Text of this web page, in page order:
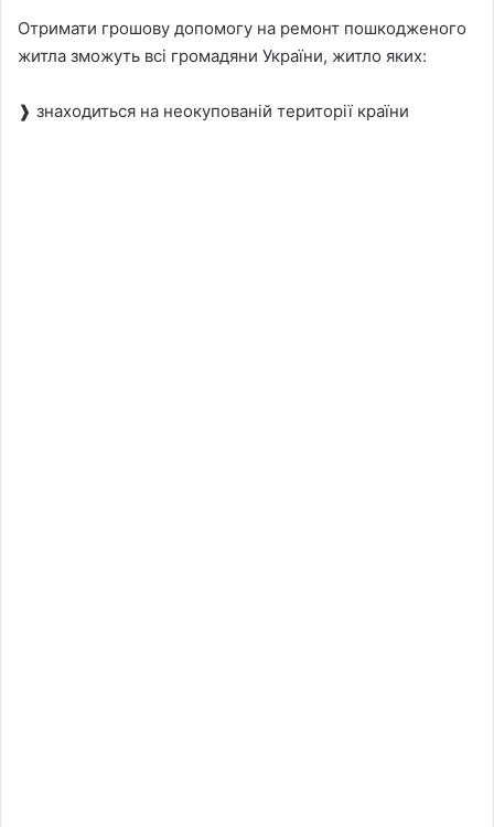
Отримати грошову допомогу на ремонт пошкодженого
житла зможуть всі громадяни України, житло яких:
❱ знаходиться на неокупованій території країни